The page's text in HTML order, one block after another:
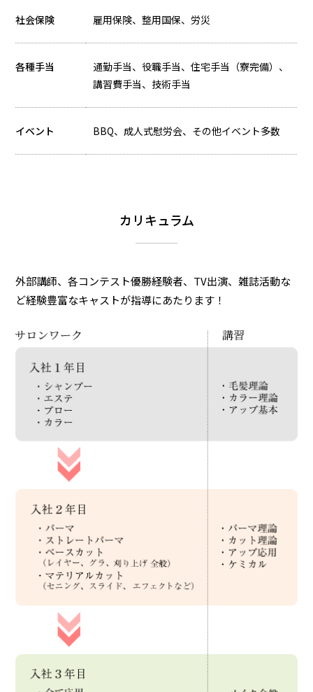
社会保険 雇用保険、整用国保、労災
各種手当
通勤手当、役職手当、住宅手当（寮完備）、
講習費手当、技術手当
イベント BBQ、成人式慰労会、その他イベント多数
カリキュラム
外部講師、各コンテスト優勝経験者、TV出演、雑誌活動な
ど経験豊富なキャストが指導にあたります！